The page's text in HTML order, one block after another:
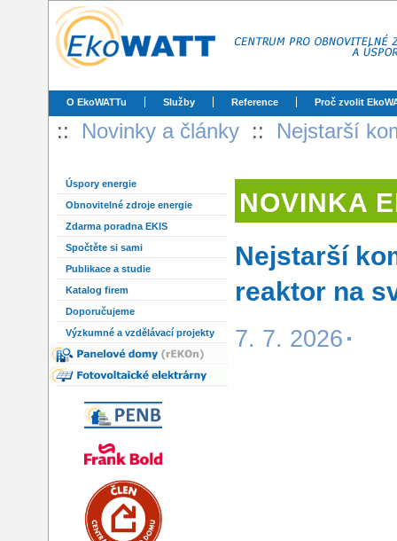
O EkoWATTu Služby Reference Proč zvolit
:: Novinky a články :: Nejstarší
Úspory energie
Obnovitelné zdroje energie
Zdarma poradna EKIS
Spočtěte si sami
Publikace a studie
Katalog firem
Doporučujeme
Výzkumné a vzdělávací projekty
NOVINKA
Nejstarší
reaktor na
7. 7. 2026